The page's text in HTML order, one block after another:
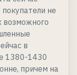
не
возможного
в
1380-1430
причем на